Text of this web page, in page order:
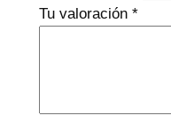
Tu valoración *